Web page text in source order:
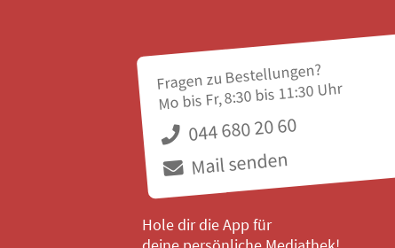
Fragen zu Bestellungen?
Mo bis Fr, 8:30 bis 11:30 Uhr
044 680 20 60
Mail senden
Hole dir die App für